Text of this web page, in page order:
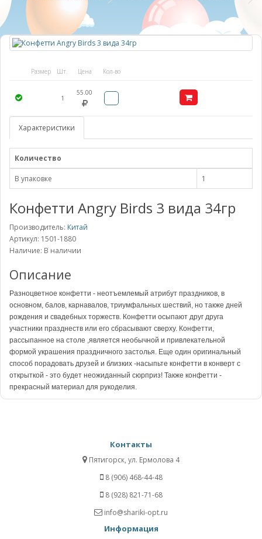
Размер Шт. Цена Кол-во
1
55.00
Характеристики
Количество
В упаковке 1
Конфетти Angry Birds 3 вида 34гр
Производитель: Китай
Артикул: 1501-1880
Наличие: В наличии
Описание
Разноцветное конфетти - неотъемлемый атрибут праздников, в
основном, балов, карнавалов, триумфальных шествий, но также дней
рождения и свадебных торжеств. Конфетти осыпают друг друга
участники празднеств или его сбрасывают сверху. Конфетти,
рассыпанное на столе ,является необычной и привлекательной
формой украшения праздничного застолья. Еще один оригинальный
способ порадовать друзей и близких -насыпьте конфетти в конверт с
открыткой - это будет неожиданный сюрприз! Также конфетти -
прекрасный материал для рукоделия.
Контакты
Пятигорск, ул. Ермолова 4
8 (906) 468-44-48
8 (928) 821-71-68
info@shariki-opt.ru
Информация